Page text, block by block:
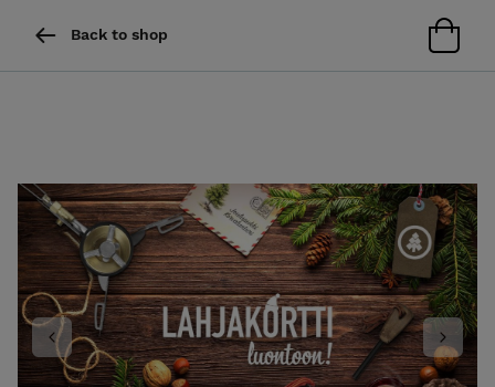
Back to shop
Previous Next